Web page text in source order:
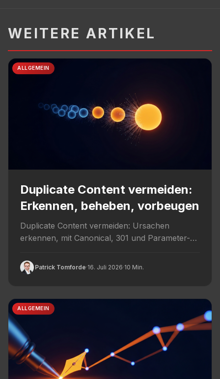
WEITERE ARTIKEL
ALLGEMEIN
Duplicate Content vermeiden:
Erkennen, beheben, vorbeugen
Duplicate Content vermeiden: Ursachen
erkennen, mit Canonical, 301 und Parameter-
ohne Penalty-Mythen.
Patrick Tomforde·16. Juli 2026·10 Min.
ALLGEMEIN